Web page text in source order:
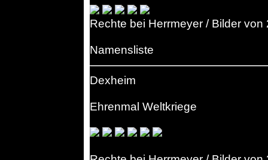
Rechte bei Herrmeyer / Bilder von
Namensliste
Dexheim
Ehrenmal Weltkriege